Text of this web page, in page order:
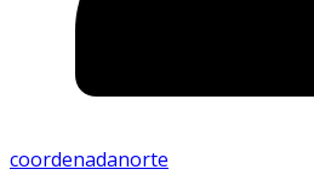
coordenadanorte